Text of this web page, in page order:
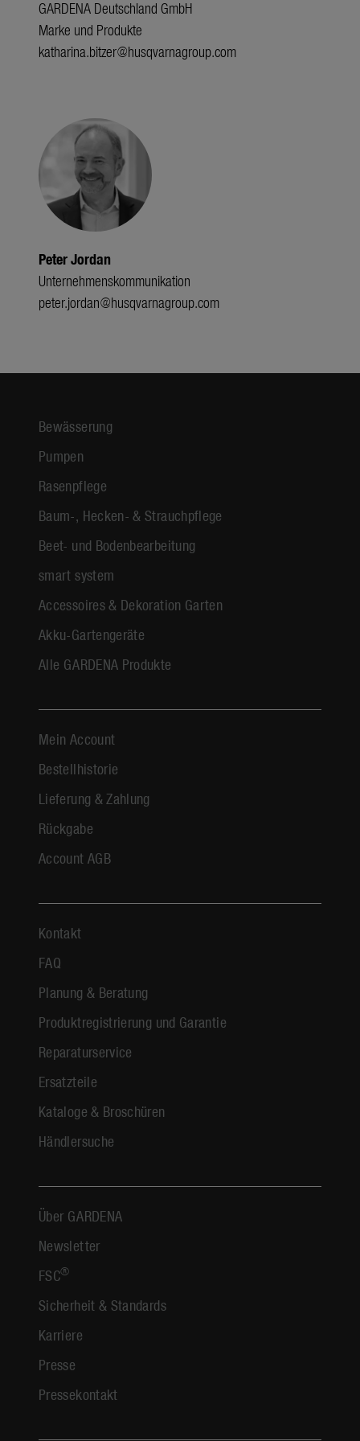
GARDENA Deutschland GmbH
Marke und Produkte
katharina.bitzer@husqvarnagroup.com
Peter Jordan
Unternehmenskommunikation
peter.jordan@husqvarnagroup.com
Bewässerung
Pumpen
Rasenpflege
Baum-, Hecken- & Strauchpflege
Beet- und Bodenbearbeitung
smart system
Accessoires & Dekoration Garten
Akku-Gartengeräte
Alle GARDENA Produkte
Mein Account
Bestellhistorie
Lieferung & Zahlung
Rückgabe
Account AGB
Kontakt
FAQ
Planung & Beratung
Produktregistrierung und Garantie
Reparaturservice
Ersatzteile
Kataloge & Broschüren
Händlersuche
Über GARDENA
Newsletter
FSC®
Sicherheit & Standards
Karriere
Presse
Pressekontakt